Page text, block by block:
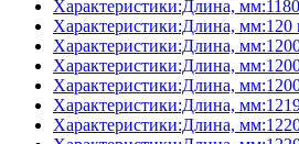
Характеристики:Длина,
Характеристики:Длина, мм:120
Характеристики:Длина,
Характеристики:Длина,
Характеристики:Длина,
Характеристики:Длина,
Характеристики:Длина,